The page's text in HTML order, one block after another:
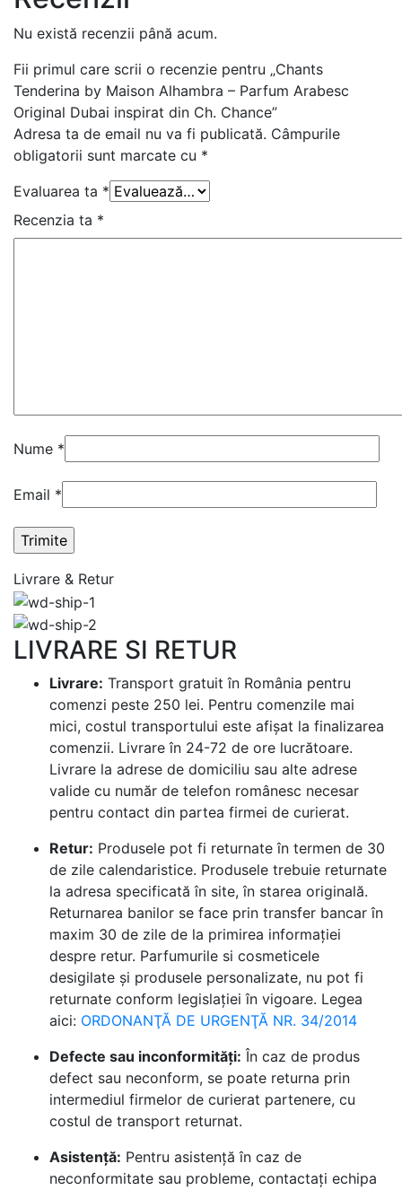
Nu există recenzii până acum.
Fii primul care scrii o recenzie pentru „Chants
Tenderina by Maison Alhambra – Parfum Arabesc
Original Dubai inspirat din Ch. Chance”
Adresa ta de email nu va fi publicată. Câmpurile
obligatorii sunt marcate cu *
Evaluarea ta *
Recenzia ta *
Nume *
Email *
Livrare & Retur
LIVRARE SI RETUR
Livrare: Transport gratuit în România pentru
comenzi peste 250 lei. Pentru comenzile mai
mici, costul transportului este afișat la finalizarea
comenzii. Livrare în 24-72 de ore lucrătoare.
Livrare la adrese de domiciliu sau alte adrese
valide cu număr de telefon românesc necesar
pentru contact din partea firmei de curierat.
Retur: Produsele pot fi returnate în termen de 30
de zile calendaristice. Produsele trebuie returnate
la adresa specificată în site, în starea originală.
Returnarea banilor se face prin transfer bancar în
maxim 30 de zile de la primirea informației
despre retur. Parfumurile si cosmeticele
desigilate și produsele personalizate, nu pot fi
returnate conform legislației în vigoare. Legea
aici: ORDONANŢĂ DE URGENŢĂ NR. 34/2014
Defecte sau inconformități: În caz de produs
defect sau neconform, se poate returna prin
intermediul firmelor de curierat partenere, cu
costul de transport returnat.
Asistență: Pentru asistență în caz de
neconformitate sau probleme, contactați echipa